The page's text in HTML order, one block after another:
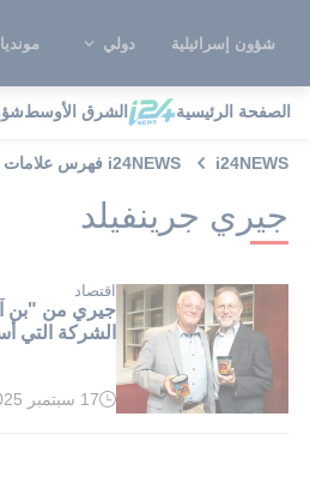
شؤون إسرائيلية دولي مونديال
الصفحة الرئيسية الشرق الأوسط
i24NEWS i24NEWS فهرس علامات
جيري جرينفيلد
اقتصاد
جيري من "بن
الشركة التي
وقت
17 سبتمبر 2025